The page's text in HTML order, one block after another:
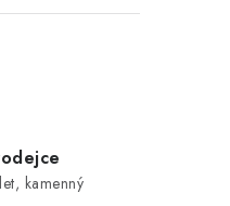
kamenný